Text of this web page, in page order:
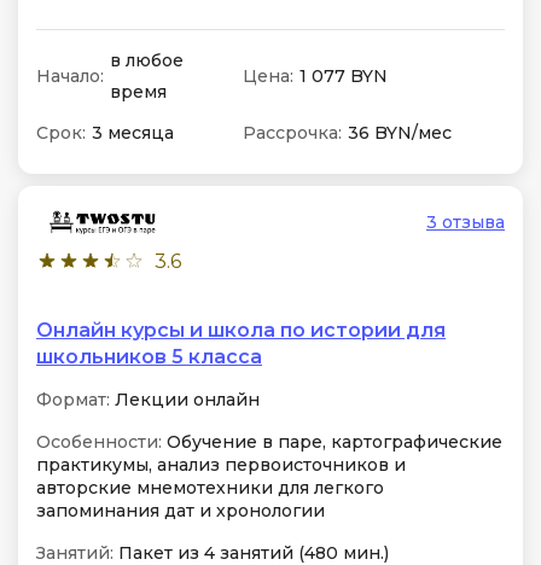
Начало:
в любое
время
Цена: 1 077 BYN
Срок: 3 месяца Рассрочка: 36 BYN/мес
3.6
3 отзыва
Онлайн курсы и школа по истории для
школьников 5 класса
Формат: Лекции онлайн
Особенности: Обучение в паре, картографические
практикумы, анализ первоисточников и
авторские мнемотехники для легкого
запоминания дат и хронологии
Занятий: Пакет из 4 занятий (480 мин.)